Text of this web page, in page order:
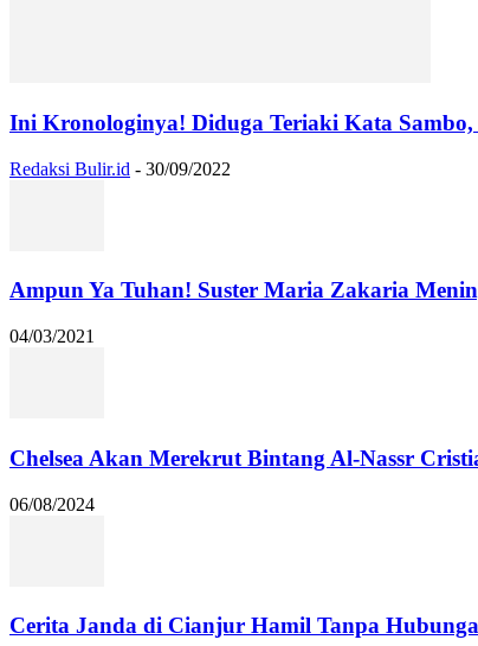
Ini Kronologinya! Diduga Teriaki Kata
Redaksi Bulir.id - 30/09/2022
Ampun Ya Tuhan! Suster Maria Zakaria
04/03/2021
Chelsea Akan Merekrut Bintang Al-Nassr
06/08/2024
Cerita Janda di Cianjur Hamil Tanpa